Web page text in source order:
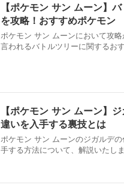
【ポケモン サン ムーン】
を攻略！おすすめポケモン
ポケモン サン ムーンにおいて攻略
言われるバトルツリーに関するお
【ポケモン サン ムーン】
違いを入手する裏技とは
ポケモン サン ムーンのジガルデの
手する方法について、解説いたし